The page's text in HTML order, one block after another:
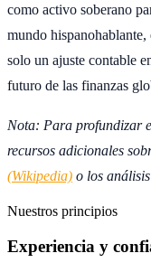
como activo soberano
mundo
solo un ajuste contable
futuro de las finanzas
Nota: Para profundizar
recursos adicionales
(Wikipedia) o los
Nuestros principios
Experiencia y